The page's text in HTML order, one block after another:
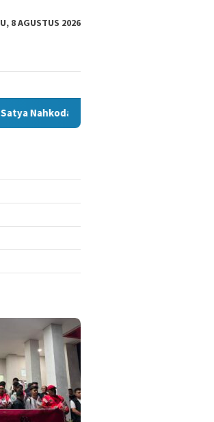
8 AGUSTUS 2026
Golkar Samarinda, Fokus Kerja Dulu: